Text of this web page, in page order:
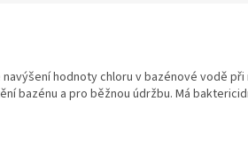
hodnoty chloru v bazénové vodě při
bazénu a pro běžnou údržbu. Má